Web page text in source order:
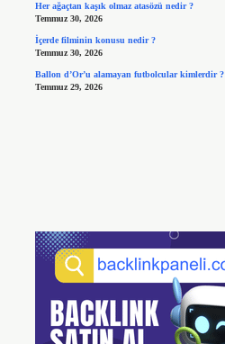
Her ağaçtan kaşık olmaz atasözü nedir ?
Temmuz 30, 2026
İçerde filminin konusu nedir ?
Temmuz 30, 2026
Ballon d’Or’u alamayan futbolcular kimlerdir ?
Temmuz 29, 2026